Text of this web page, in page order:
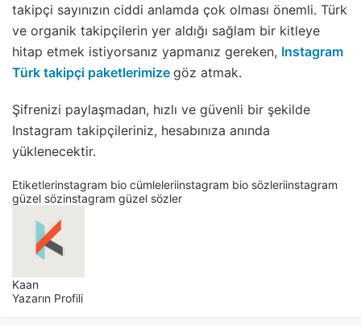
takipçi sayınızın ciddi anlamda çok olması önemli. Türk
ve organik takipçilerin yer aldığı sağlam bir kitleye
hitap etmek istiyorsanız yapmanız gereken, Instagram
Türk takipçi paketlerimize göz atmak.
Şifrenizi paylaşmadan, hızlı ve güvenli bir şekilde
Instagram takipçileriniz, hesabınıza anında
yüklenecektir.
Etiketlerinstagram bio cümleleriinstagram bio sözleriinstagram
güzel sözinstagram güzel sözler
Kaan
Yazarın Profili